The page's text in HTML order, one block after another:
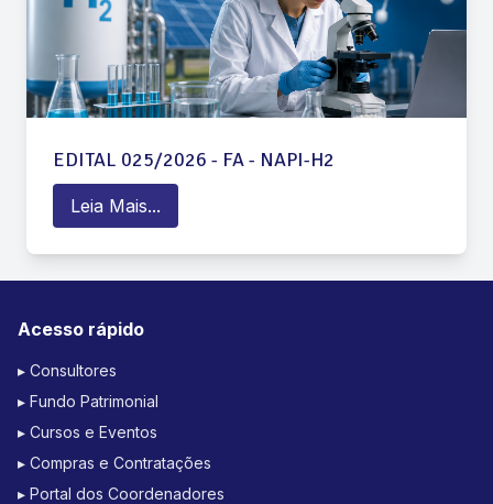
EDITAL 025/2026 - FA - NAPI-H2
Leia Mais...
Acesso rápido
▸ Consultores
▸ Fundo Patrimonial
▸ Cursos e Eventos
▸ Compras e Contratações
▸ Portal dos Coordenadores